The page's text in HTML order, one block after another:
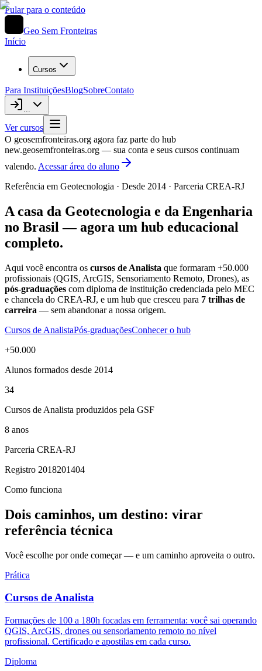
Pular para o conteúdo
Geo Sem Fronteiras
Início
Cursos
Para InstituiçõesBlogSobreContato
...
Ver cursos
O geosemfronteiras.org agora faz parte do hub
new.geosemfronteiras.org — sua conta e seus cursos continuam
valendo. Acessar área do aluno
Referência em Geotecnologia · Desde 2014 · Parceria CREA-RJ
A casa da Geotecnologia e da Engenharia
no Brasil — agora um hub educacional
completo.
Aqui você encontra os cursos de Analista que formaram +50.000
profissionais (QGIS, ArcGIS, Sensoriamento Remoto, Drones), as
pós-graduações com diploma de instituição credenciada pelo MEC
e chancela do CREA-RJ, e um hub que cresceu para 7 trilhas de
carreira — sem abandonar a nossa origem.
Cursos de AnalistaPós-graduaçõesConhecer o hub
+50.000
Alunos formados desde 2014
34
Cursos de Analista produzidos pela GSF
8 anos
Parceria CREA-RJ
Registro 2018201404
Como funciona
Dois caminhos, um destino: virar
referência técnica
Você escolhe por onde começar — e um caminho aproveita o outro.
Prática
Cursos de Analista
Formações de 100 a 180h focadas em ferramenta: você sai operando
QGIS, ArcGIS, drones ou sensoriamento remoto no nível
profissional. Certificado e apostilas em cada curso.
Diploma